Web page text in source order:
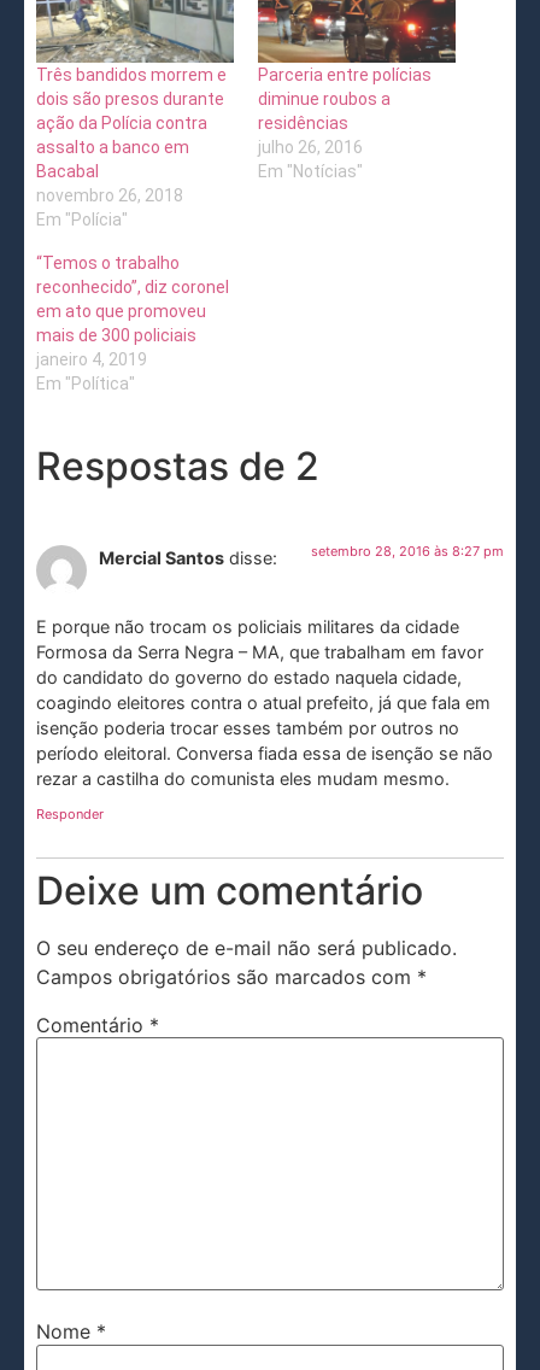
Três bandidos morrem e
dois são presos durante
ação da Polícia contra
assalto a banco em
Bacabal
novembro 26, 2018
Em "Polícia"
Parceria entre polícias
diminue roubos a
residências
julho 26, 2016
Em "Notícias"
“Temos o trabalho
reconhecido”, diz coronel
em ato que promoveu
mais de 300 policiais
janeiro 4, 2019
Em "Política"
Respostas de 2
Mercial Santos disse: setembro 28, 2016 às 8:27 pm
E porque não trocam os policiais militares da cidade
Formosa da Serra Negra – MA, que trabalham em favor
do candidato do governo do estado naquela cidade,
coagindo eleitores contra o atual prefeito, já que fala em
isenção poderia trocar esses também por outros no
período eleitoral. Conversa fiada essa de isenção se não
rezar a castilha do comunista eles mudam mesmo.
Responder
Deixe um comentário
O seu endereço de e-mail não será publicado.
Campos obrigatórios são marcados com *
Comentário *
Nome *